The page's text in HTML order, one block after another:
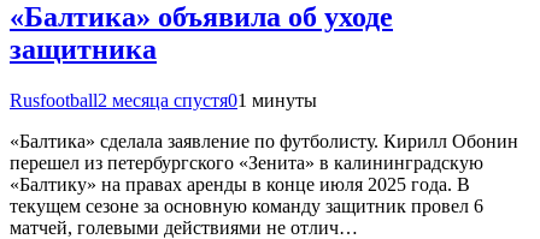
«Балтика» объявила об уходе
защитника
Rusfootball2 месяца спустя01 минуты
«Балтика» сделала заявление по футболисту. Кирилл Обонин
перешел из петербургского «Зенита» в калининградскую
«Балтику» на правах аренды в конце июля 2025 года. В
текущем сезоне за основную команду защитник провел 6
матчей, голевыми действиями не отлич…